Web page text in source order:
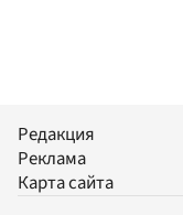
Редакция
Реклама
Карта сайта